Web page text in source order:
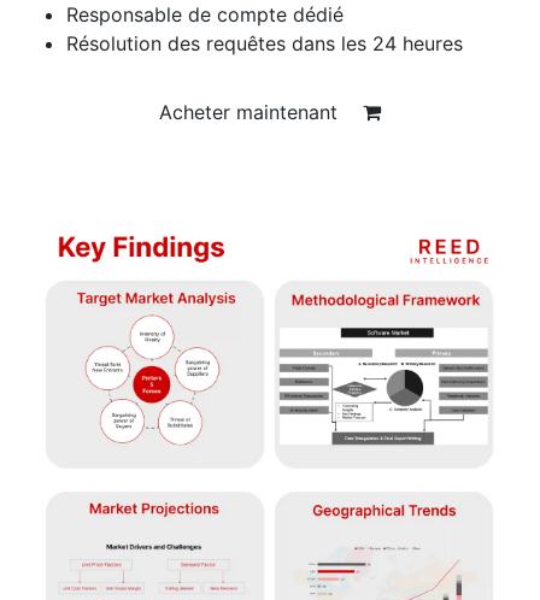
Responsable de compte dédié
Résolution des requêtes dans les 24 heures
Acheter maintenant